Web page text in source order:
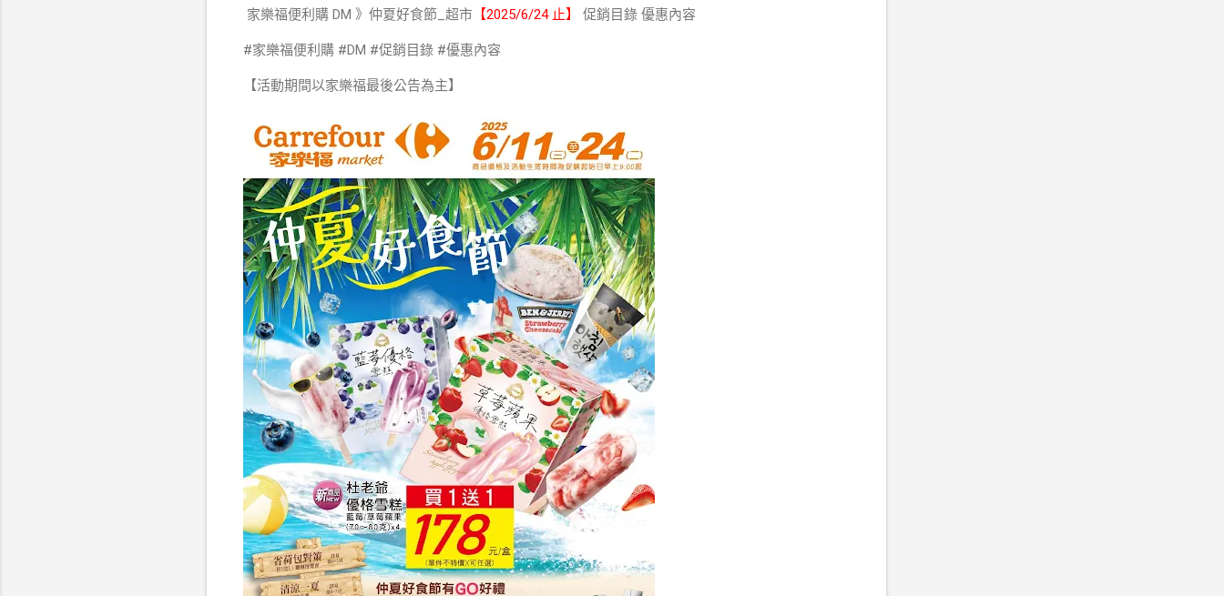
家樂福便利購 DM 》仲夏好食節_超市 【2025/6/24 止】 促銷目錄 優惠內容
#家樂福便利購 #DM #促銷目錄 #優惠內容
【活動期間以家樂福最後公告為主】